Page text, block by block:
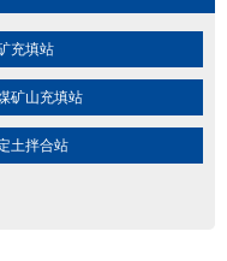
充填站
矿山充填站
土拌合站